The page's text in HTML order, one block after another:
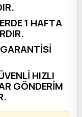
1 HAFTA
HIZLI
GÖNDERİM